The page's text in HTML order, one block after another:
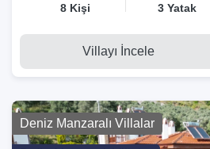
8 Kişi 3 Yatak
Villayı İncele
Deniz Manzaralı Villalar